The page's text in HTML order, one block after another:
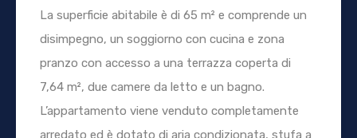
La superficie abitabile è di 65 m² e comprende un
disimpegno, un soggiorno con cucina e zona
pranzo con accesso a una terrazza coperta di
7,64 m², due camere da letto e un bagno.
L’appartamento viene venduto completamente
arredato ed è dotato di aria condizionata, stufa a